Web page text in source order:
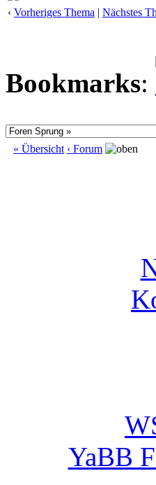
‹ Vorheriges Thema | Nächstes
Bookmarks:
« Übersicht ‹ Forum
YaBB